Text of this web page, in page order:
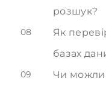
розшук?
08
Як
базах
09
Чи